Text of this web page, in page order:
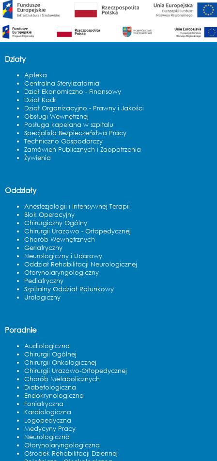
Działy
Apteka
Centralna Sterylizatornia
Dział Ekonomiczno - Finansowy
Dział Kadr
Dział Organizacyjno - Prawny i Jakości
Obsługi Wewnętrznej
Posługa kapelana w szpitalu
Specjalista Bezpieczeństwa Pracy
Techniczno Gospodarczy
Zamówień Publicznych i Zaopatrzenia
Żywienia
Oddziały
Anestezjologii i Intensywnej Terapii
Blok Operacyjny
Chirurgiczny Ogólny
Chirurgii Urazowo - Ortopedycznej
Chorób Wewnętrznych
Geriatryczny
Neurologiczny i Udarowy
Oddział Rehabilitacji Neurologicznej
Otorynolaryngologiczny
Pediatryczny
Szpitalny Oddział Ratunkowy
Urologiczny
Poradnie
Audiologiczna
Chirurgii Ogólnej
Chirurgii Onkologicznej
Chirurgii Urazowo-Ortopedycznej
Chorób Metabolicznych
Diabetologiczna
Endokrynologiczna
Foniatryczna
Kardiologiczna
Logopedyczna
Medycyny Pracy
Neurologiczna
Otorynolaryngologiczna
Ośrodek Rehabilitacji Dziennej